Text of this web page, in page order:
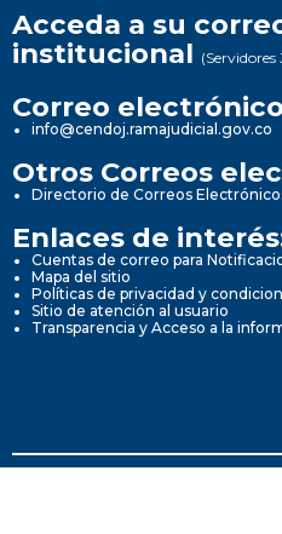
Acceda a su
institucional (Servidores
Correo
info@cendoj.ramajudicial.gov.co
Otros Correos
Directorio de Correos
Enlaces de
Cuentas de correo para
Mapa del sitio
Políticas de privacidad y
Sitio de atención al usuario
Transparencia y Acceso a la